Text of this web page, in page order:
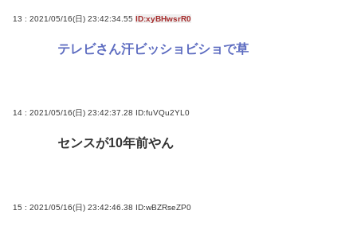
13 : 2021/05/16(日) 23:42:34.55 ID:xyBHwsrR0
テレビさん汗ビッショビショで草
14 : 2021/05/16(日) 23:42:37.28 ID:fuVQu2YL0
センスが10年前やん
15 : 2021/05/16(日) 23:42:46.38 ID:wBZRseZP0